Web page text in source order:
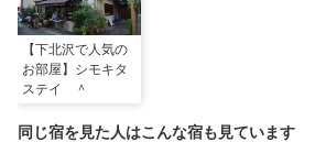
【下北沢で人気の
お部屋】シモキタ
ステイ ＾
同じ宿を見た人はこんな宿も見ています